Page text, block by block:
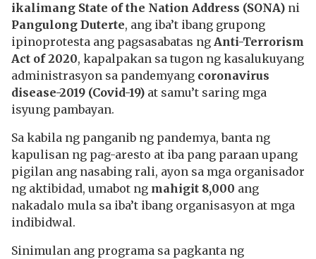
ikalimang State of the Nation Address (SONA) ni
Pangulong Duterte, ang iba’t ibang grupong
ipinoprotesta ang pagsasabatas ng Anti-Terrorism
Act of 2020, kapalpakan sa tugon ng kasalukuyang
administrasyon sa pandemyang coronavirus
disease-2019 (Covid-19) at samu’t saring mga
isyung pambayan.
Sa kabila ng panganib ng pandemya, banta ng
kapulisan ng pag-aresto at iba pang paraan upang
pigilan ang nasabing rali, ayon sa mga organisador
ng aktibidad, umabot ng mahigit 8,000 ang
nakadalo mula sa iba’t ibang organisasyon at mga
indibidwal.
Sinimulan ang programa sa pagkanta ng